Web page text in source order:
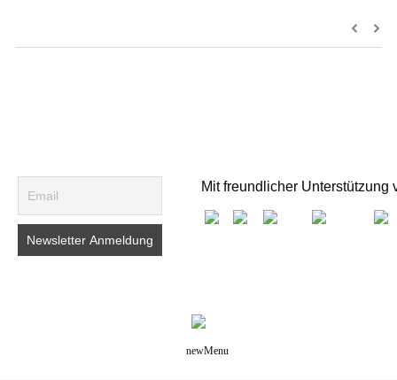
Mit freundlicher Unterstützung
newMenu